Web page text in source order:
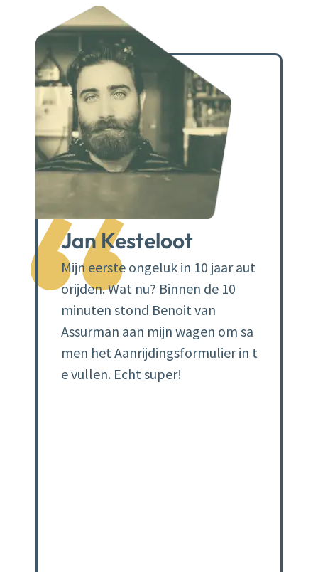
“
Jan Kesteloot
Mijn eerste ongeluk in 10 jaar aut
orijden. Wat nu? Binnen de 10
minuten stond Benoit van
Assurman aan mijn wagen om sa
men het Aanrijdingsformulier in t
e vullen. Echt super!